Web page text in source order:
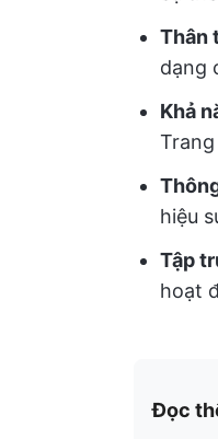
Thân
dạng
Khả
hiệu
Tập
hoạt
Đọc